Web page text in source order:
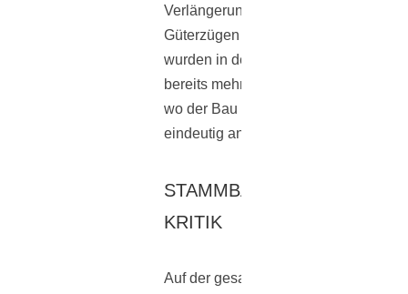
Verlängerung gebaut werden darf.
Güterzügen war bis dato keine Rede.
wurden in den vergangenen Wochen
bereits mehrere Beschlüsse
wo der Bau der Stammbahnstraßen
eindeutig angenommen wurde.
STAMMBAHN WEITERHIN IN
KRITIK
Auf der gesamten Strecke sei noch